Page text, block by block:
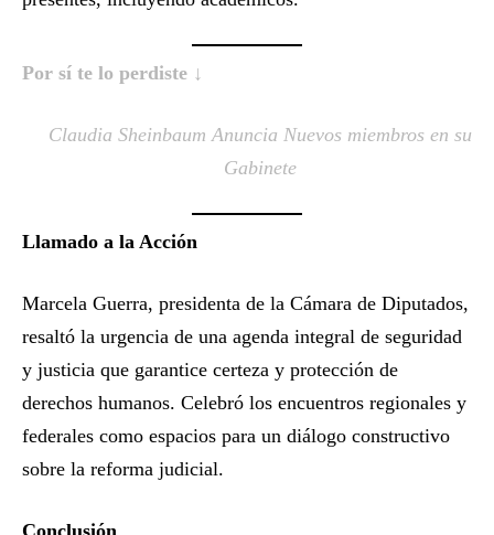
Por sí te lo perdiste ↓
Claudia Sheinbaum Anuncia Nuevos miembros en su
Gabinete
Llamado a la Acción
Marcela Guerra, presidenta de la Cámara de Diputados,
resaltó la urgencia de una agenda integral de seguridad
y justicia que garantice certeza y protección de
derechos humanos. Celebró los encuentros regionales y
federales como espacios para un diálogo constructivo
sobre la reforma judicial.